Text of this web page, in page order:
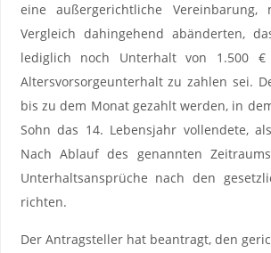
eine außergerichtliche
Vergleich dahingehend abänderten,
lediglich noch Unterhalt von 1.500
Altersvorsorgeunterhalt zu zahlen sei.
bis zu dem Monat gezahlt werden, in
Sohn das 14. Lebensjahr vollendete,
Nach Ablauf des genannten
Unterhaltsansprüche nach den
richten.
Der Antragsteller hat beantragt, den